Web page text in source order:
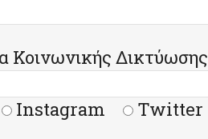
Κοινωνικής Δικτύωσης
Instagram
Twitter